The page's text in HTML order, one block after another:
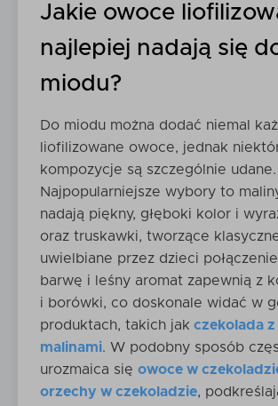
Jakie owoce
najlepiej nadają się
miodu?
Do miodu można dodać niemal
liofilizowane owoce, jednak
kompozycje są szczególnie udane.
Najpopularniejsze wybory to
nadają piękny, głęboki kolor i
oraz truskawki, tworzące
uwielbiane przez dzieci
barwę i leśny aromat zapewnią z
i borówki, co doskonale widać w
produktach, takich jak czekolada
malinami. W podobny sposób
urozmaica się owoce w
orzechy w czekoladzie,